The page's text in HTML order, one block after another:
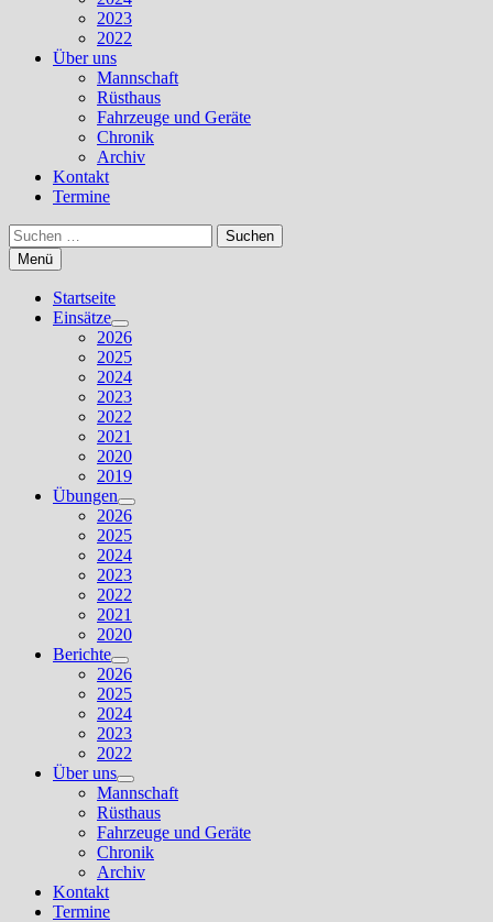
2023
2022
Über uns
Mannschaft
Rüsthaus
Fahrzeuge und Geräte
Chronik
Archiv
Kontakt
Termine
Suchen
nach:
Menü
Startseite
Einsätze
Untermenü
anzeigen
2026
2025
2024
2023
2022
2021
2020
2019
Übungen
Untermenü
anzeigen
2026
2025
2024
2023
2022
2021
2020
Berichte
Untermenü
anzeigen
2026
2025
2024
2023
2022
Über uns
Untermenü
anzeigen
Mannschaft
Rüsthaus
Fahrzeuge und Geräte
Chronik
Archiv
Kontakt
Termine